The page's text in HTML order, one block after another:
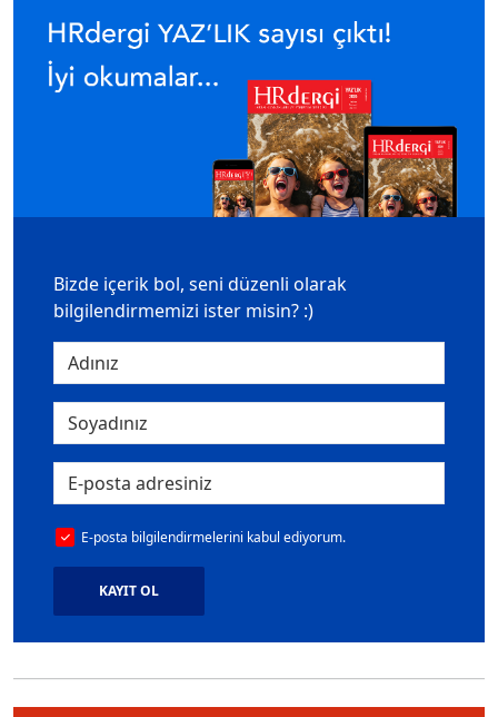
Bizde içerik bol, seni düzenli olarak
bilgilendirmemizi ister misin? :)
E-posta bilgilendirmelerini kabul ediyorum.
KAYIT OL